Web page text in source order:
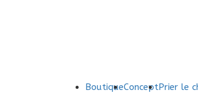
BoutiqueConceptPrier le